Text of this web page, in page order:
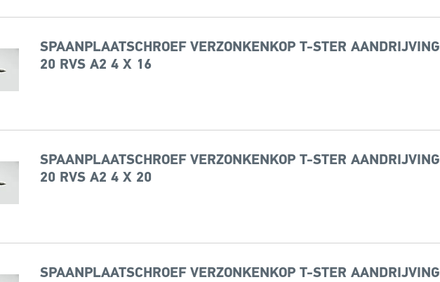
SPAANPLAATSCHROEF VERZONKENKOP T-STER AANDRIJVING
20 RVS A2 4 X 16
SPAANPLAATSCHROEF VERZONKENKOP T-STER AANDRIJVING
20 RVS A2 4 X 20
SPAANPLAATSCHROEF VERZONKENKOP T-STER AANDRIJVING